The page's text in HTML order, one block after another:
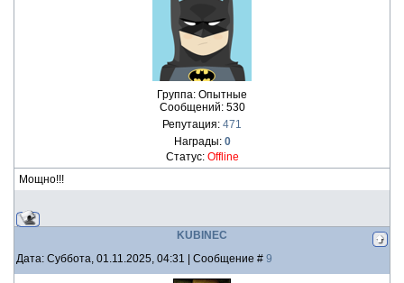
Группа: Опытные
Сообщений: 530
Репутация: 471
Награды: 0
Статус: Offline
Мощно!!!
KUBINEC
Дата: Суббота, 01.11.2025, 04:31 | Сообщение # 9